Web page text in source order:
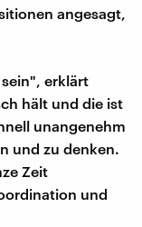
angesagt,
erklärt
hält und die ist
unangenehm
und zu denken.
Zeit
und